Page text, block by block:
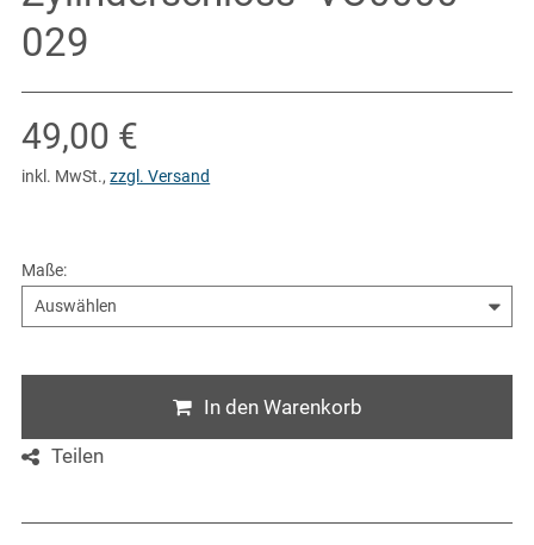
029
Verkaufspreis: 49,00 €
49,00 €
inkl. MwSt.,zzgl. Versand
Maße:
In den Warenkorb
Teilen